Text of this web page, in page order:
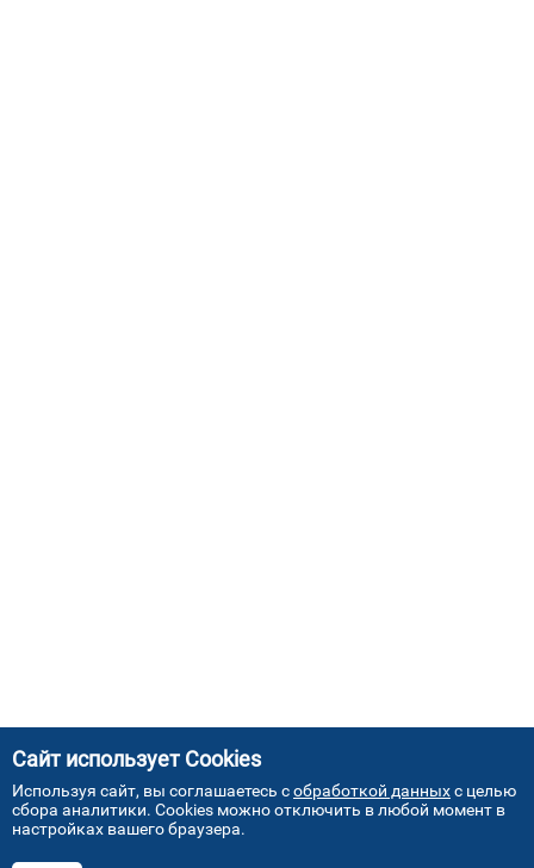
Сайт использует Cookies
Используя сайт, вы соглашаетесь собработкой данныхс целью
сбора аналитики. Cookies можно отключить в любой момент в
настройках вашего браузера.